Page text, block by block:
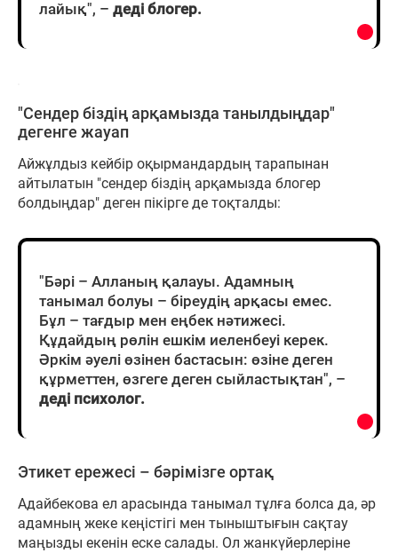
лайық", – деді блогер.
"Сендер біздің арқамызда танылдыңдар"
дегенге жауап
Айжұлдыз кейбір оқырмандардың тарапынан
айтылатын "сендер біздің арқамызда блогер
болдыңдар" деген пікірге де тоқталды:
"Бәрі – Алланың қалауы. Адамның
танымал болуы – біреудің арқасы емес.
Бұл – тағдыр мен еңбек нәтижесі.
Құдайдың рөлін ешкім иеленбеуі керек.
Әркім әуелі өзінен бастасын: өзіне деген
құрметтен, өзгеге деген сыйластықтан", –
деді психолог.
Этикет ережесі – бәрімізге ортақ
Адайбекова ел арасында танымал тұлға болса да, әр
адамның жеке кеңістігі мен тыныштығын сақтау
маңызды екенін еске салады. Ол жанкүйерлеріне